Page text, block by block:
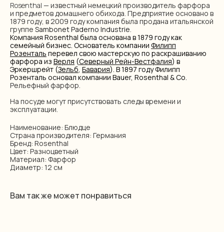
Rosenthal — известный немецкий производитель фарфора
и предметов домашнего обихода. Предприятие основано в
1879 году, в 2009 году компания была продана итальянской
группе Sambonet Paderno Industrie.
Компания Rosenthal была основана в 1879 году как
семейный бизнес. Основатель компании Филипп
Розенталь перевел свою мастерскую по раскрашиванию
фарфора из Верля (Северный Рейн-Вестфалия) в
Эркершрейт (Зельб, Бавария). В 1897 году Филипп
Розенталь основал компании Bauer, Rosenthal & Co.
Рельефный фарфор.
На посуде могут присутствовать следы времени и
эксплуатации.
Наименование: Блюдце
Страна производителя: Германия
Бренд: Rosenthal
Цвет: Разноцветный
Материал: Фарфор
Диаметр: 12 см
Вам так же может понравиться